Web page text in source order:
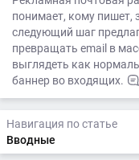
понимает, кому пишет,
следующий шаг
превращать email в
выглядеть как
баннер во входящих.
Навигация по статье
Вводные